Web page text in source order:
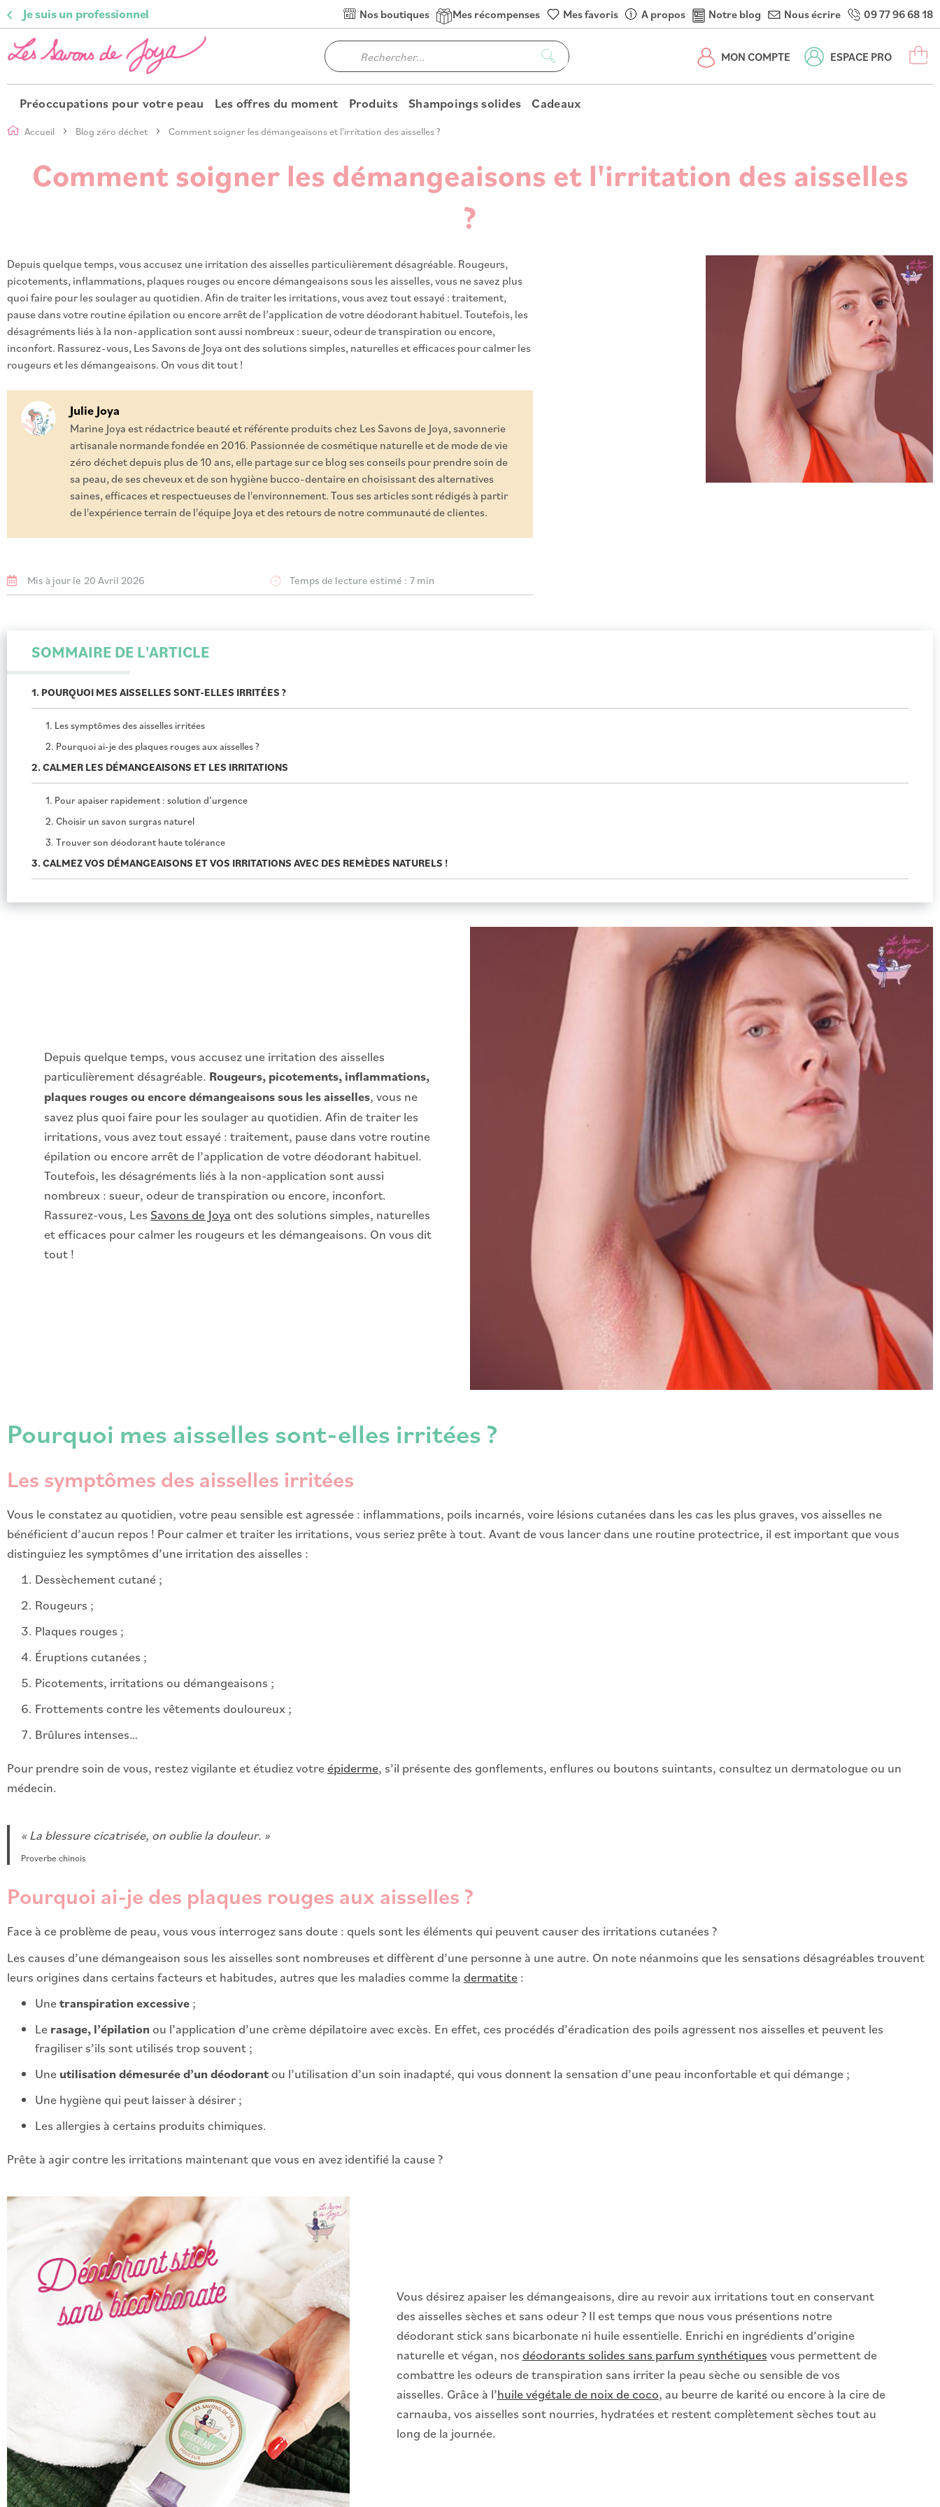
Je suis un professionnel Nos boutiques Mes récompenses Mes favoris A propos Notre blog Nous écrire 09 77 96 68 18
MON COMPTE ESPACE PRO
Préoccupations pour votre peau Les offres du moment Produits Shampoings solides Cadeaux
Accueil Blog zéro déchet Comment soigner les démangeaisons et l'irritation des aisselles ?
Comment soigner les démangeaisons et l'irritation des aisselles
?
Depuis quelque temps, vous accusez une irritation des aisselles particulièrement désagréable. Rougeurs,
picotements, inflammations, plaques rouges ou encore démangeaisons sous les aisselles, vous ne savez plus
quoi faire pour les soulager au quotidien. Afin de traiter les irritations, vous avez tout essayé : traitement,
pause dans votre routine épilation ou encore arrêt de l’application de votre déodorant habituel. Toutefois, les
désagréments liés à la non-application sont aussi nombreux : sueur, odeur de transpiration ou encore,
inconfort. Rassurez-vous, Les Savons de Joya ont des solutions simples, naturelles et efficaces pour calmer les
rougeurs et les démangeaisons. On vous dit tout !
Julie Joya
Marine Joya est rédactrice beauté et référente produits chez Les Savons de Joya, savonnerie
artisanale normande fondée en 2016. Passionnée de cosmétique naturelle et de mode de vie
zéro déchet depuis plus de 10 ans, elle partage sur ce blog ses conseils pour prendre soin de
sa peau, de ses cheveux et de son hygiène bucco-dentaire en choisissant des alternatives
saines, efficaces et respectueuses de l'environnement. Tous ses articles sont rédigés à partir
de l'expérience terrain de l'équipe Joya et des retours de notre communauté de clientes.
Mis à jour le 20 Avril 2026 Temps de lecture estimé : 7 min
SOMMAIRE DE L'ARTICLE
1. POURQUOI MES AISSELLES SONT-ELLES IRRITÉES ?
1. Les symptômes des aisselles irritées
2. Pourquoi ai-je des plaques rouges aux aisselles ?
2. CALMER LES DÉMANGEAISONS ET LES IRRITATIONS
1. Pour apaiser rapidement : solution d’urgence
2. Choisir un savon surgras naturel
3. Trouver son déodorant haute tolérance
3. CALMEZ VOS DÉMANGEAISONS ET VOS IRRITATIONS AVEC DES REMÈDES NATURELS !
Depuis quelque temps, vous accusez une irritation des aisselles
particulièrement désagréable. Rougeurs, picotements, inflammations,
plaques rouges ou encore démangeaisons sous les aisselles, vous ne
savez plus quoi faire pour les soulager au quotidien. Afin de traiter les
irritations, vous avez tout essayé : traitement, pause dans votre routine
épilation ou encore arrêt de l’application de votre déodorant habituel.
Toutefois, les désagréments liés à la non-application sont aussi
nombreux : sueur, odeur de transpiration ou encore, inconfort.
Rassurez-vous, Les Savons de Joya ont des solutions simples, naturelles
et efficaces pour calmer les rougeurs et les démangeaisons. On vous dit
tout !
Pourquoi mes aisselles sont-elles irritées ?
Les symptômes des aisselles irritées
Vous le constatez au quotidien, votre peau sensible est agressée : inflammations, poils incarnés, voire lésions cutanées dans les cas les plus graves, vos aisselles ne
bénéficient d’aucun repos ! Pour calmer et traiter les irritations, vous seriez prête à tout. Avant de vous lancer dans une routine protectrice, il est important que vous
distinguiez les symptômes d’une irritation des aisselles :
Dessèchement cutané ;
Rougeurs ;
Plaques rouges ;
Éruptions cutanées ;
Picotements, irritations ou démangeaisons ;
Frottements contre les vêtements douloureux ;
Brûlures intenses…
Pour prendre soin de vous, restez vigilante et étudiez votreépiderme, s’il présente des gonflements, enflures ou boutons suintants, consultez un dermatologue ou un
médecin.
« La blessure cicatrisée, on oublie la douleur. »
Proverbe chinois
Pourquoi ai-je des plaques rouges aux aisselles ?
Face à ce problème de peau, vous vous interrogez sans doute : quels sont les éléments qui peuvent causer des irritations cutanées ?
Les causes d’une démangeaison sous les aisselles sont nombreuses et diffèrent d’une personne à une autre. On note néanmoins que les sensations désagréables trouvent
leurs origines dans certains facteurs et habitudes, autres que les maladies comme la dermatite :
Unetranspiration excessive ;
Le rasage, l’épilation ou l’application d’une crème dépilatoire avec excès. En effet, ces procédés d’éradication des poils agressent nos aisselles et peuvent les
fragiliser s’ils sont utilisés trop souvent ;
Une utilisation démesurée d’un déodorantou l’utilisation d’un soin inadapté, qui vous donnent la sensation d’une peau inconfortable et qui démange ;
Une hygiène qui peut laisser à désirer ;
Les allergies à certains produits chimiques.
Prête à agir contre les irritations maintenant que vous en avez identifié la cause ?
Vous désirez apaiser les démangeaisons, dire au revoir aux irritations tout en conservant
des aisselles sèches et sans odeur ? Il est temps que nous vous présentions notre
déodorant stick sans bicarbonate ni huile essentielle. Enrichi en ingrédients d’origine
naturelle et végan, nos déodorants solides sans parfum synthétiques vous permettent de
combattre les odeurs de transpiration sans irriter la peau sèche ou sensible de vos
aisselles. Grâce à l’huile végétale de noix de coco, au beurre de karité ou encore à la cire de
carnauba, vos aisselles sont nourries, hydratées et restent complètement sèches tout au
long de la journée.